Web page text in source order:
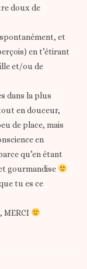
doux de
et
en t’étirant
et/ou de
dans la plus
en douceur,
de place, mais
en
qu’en étant
gourmandise
tu es ce
MERCI